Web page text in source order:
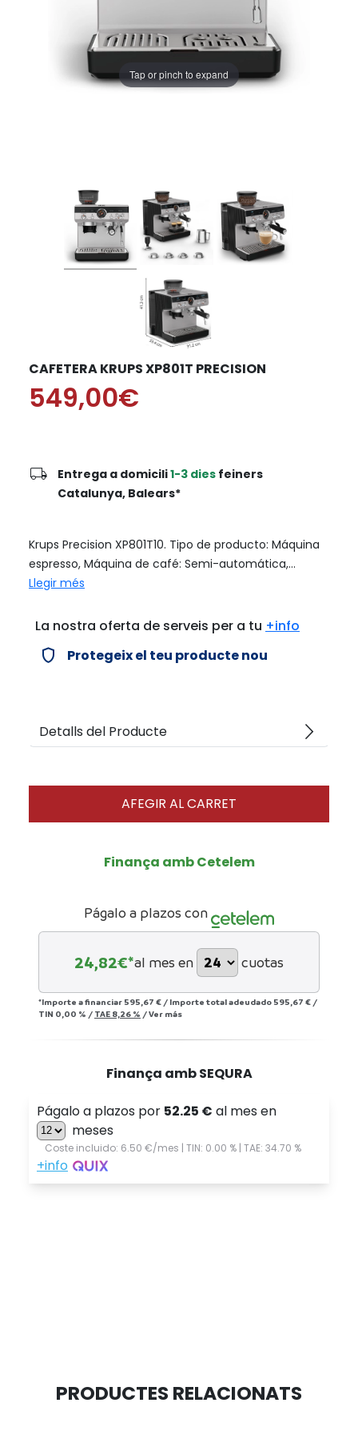
Tap or pinch to expand
CAFETERA KRUPS XP801T PRECISION
549,00€
local_shipping Entrega a domicili1-3 dies feiners
Catalunya, Balears*
Krups Precision XP801T10. Tipo de producto: Máquina
espresso, Máquina de café: Semi-automática,...
Llegir més
La nostra oferta de serveis per a tu +info
verified_user Protegeix el teu producte nou
Detalls del Producte arrow_forward_ios
AFEGIR AL CARRET
Finança amb Cetelem
Págalo a plazos con
24,82€*al mes en cuotas
*Importe a financiar 595,67 € / Importe total adeudado 595,67 € /
TIN 0,00 % / TAE 8,26 % /Ver más
Finança amb SEQURA
PRODUCTES RELACIONATS